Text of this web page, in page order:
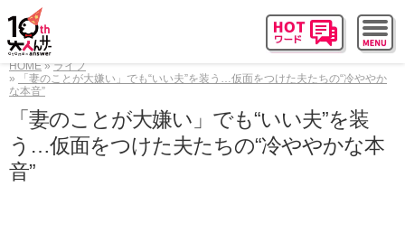
HOME
ライフ
「妻のことが大嫌い」でも“いい夫”を装う…仮面をつけた夫たちの“冷ややか
な本音”
「妻のことが大嫌い」でも“いい夫”を装
う…仮面をつけた夫たちの“冷ややかな本
音”